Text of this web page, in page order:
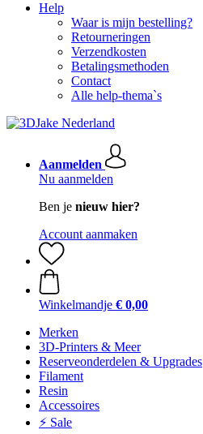
Help
Waar is mijn bestelling?
Retourneringen
Verzendkosten
Betalingsmethoden
Contact
Alle help-thema`s
Aanmelden
Nu aanmelden
Ben je nieuw hier?
Account aanmaken
Winkelmandje € 0,00
Merken
3D-Printers & Meer
Reserveonderdelen & Upgrades
Filament
Resin
Accessoires
⚡ Sale